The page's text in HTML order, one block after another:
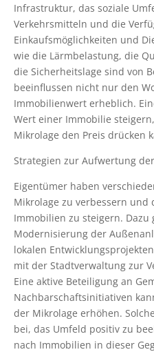
Infrastruktur, das soziale
Verkehrsmitteln und die
Einkaufsmöglichkeiten und
wie die Lärmbelastung, die
die Sicherheitslage sind von
beeinflussen nicht nur den
Immobilienwert erheblich.
Wert einer Immobilie
Mikrolage den Preis drücken
Strategien zur Aufwertung
Eigentümer haben
Mikrolage zu verbessern
Immobilien zu steigern.
Modernisierung der
lokalen
mit der Stadtverwaltung zur
Eine aktive Beteiligung an
Nachbarschaftsinitiativen
der Mikrolage erhöhen.
bei, das Umfeld positiv zu
nach Immobilien in dieser